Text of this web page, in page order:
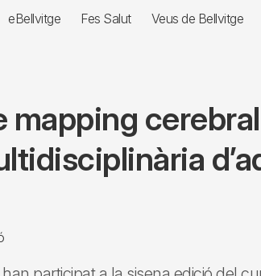
eBellvitge Fes Salut Veus de Bellvitge
mapping